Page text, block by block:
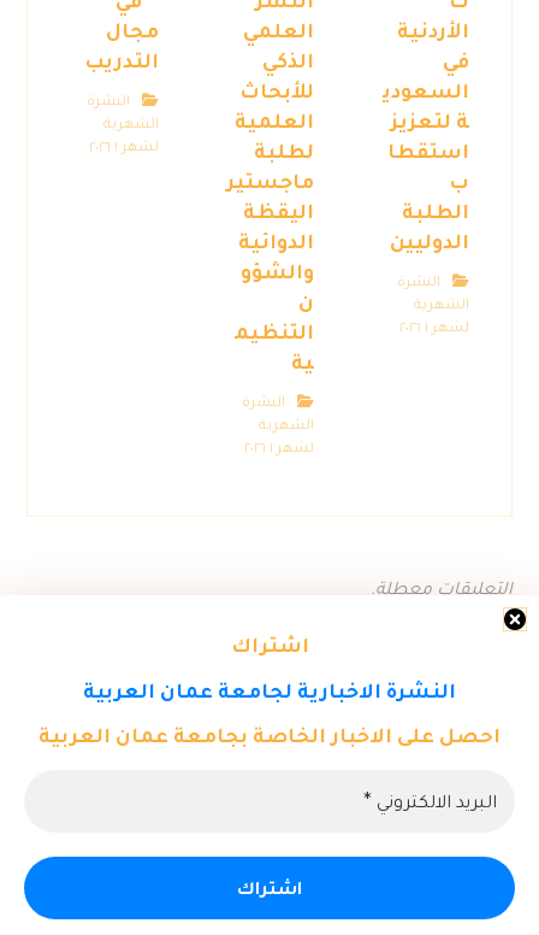
اشتراك
النشرة الاخبارية لجامعة عمان العربية
احصل على الاخبار الخاصة بجامعة عمان العربية
الأردنية
في
السعودي
ة لتعزيز
استقطا
ب
الطلبة
الدوليين
النشرة
الشهرية
لشهر ١ ٢٠٢٦
العلمي
الذكي
للأبحاث
العلمية
لطلبة
ماجستير
اليقظة
الدوائية
والشؤو
ن
التنظيم
ية
النشرة
الشهرية
لشهر ١ ٢٠٢٦
مجال
التدريب
النشرة
الشهرية
لشهر ١ ٢٠٢٦
التعليقات معطلة.
© حقوق النشر ٢٠٢٦. كل الحقوق محفوظة لمركز تكنولوجيا المعلومات -